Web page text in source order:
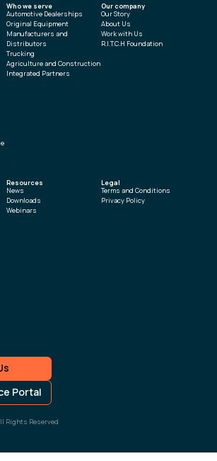
Who we serve
Automotive Dealerships
Original Equipment
Manufacturers and
Distributors
Trucking
Agriculture and Construction
Integrated Partners
Resources
News
Downloads
Webinars
Our company
Our Story
About Us
Work with Us
R.I.T.C.H Foundation
Legal
Terms and Conditions
Privacy Policy
Portal
Rights Reserved